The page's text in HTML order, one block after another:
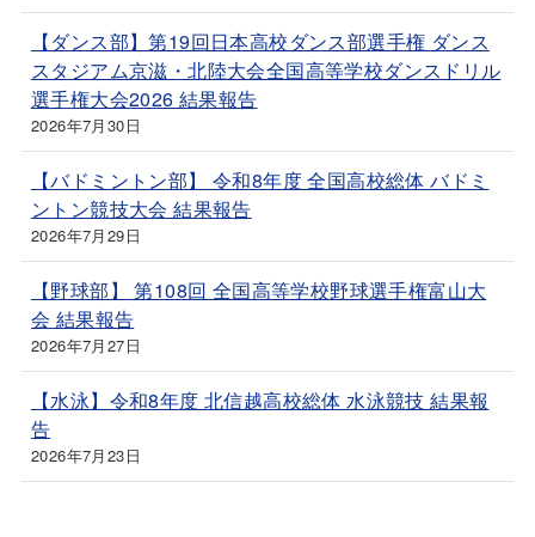
【ダンス部】第19回日本高校ダンス部選手権 ダンス
スタジアム京滋・北陸大会全国高等学校ダンスドリル
選手権大会2026 結果報告
2026年7月30日
【バドミントン部】 令和8年度 全国高校総体 バドミ
ントン競技大会 結果報告
2026年7月29日
【野球部】 第108回 全国高等学校野球選手権富山大
会 結果報告
2026年7月27日
【水泳】令和8年度 北信越高校総体 水泳競技 結果報
告
2026年7月23日